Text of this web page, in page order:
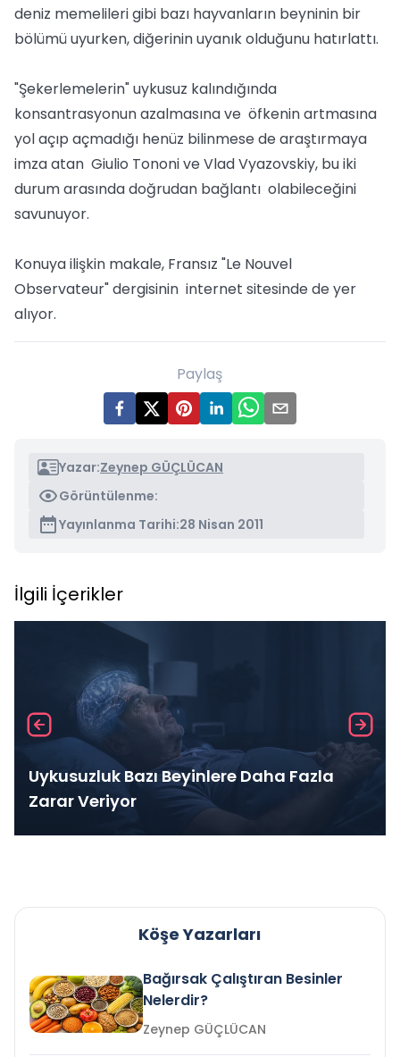
deniz memelileri gibi bazı hayvanların beyninin bir
bölümü uyurken, diğerinin uyanık olduğunu hatırlattı.
"Şekerlemelerin" uykusuz kalındığında
konsantrasyonun azalmasına ve öfkenin artmasına
yol açıp açmadığı henüz bilinmese de araştırmaya
imza atan Giulio Tononi ve Vlad Vyazovskiy, bu iki
durum arasında doğrudan bağlantı olabileceğini
savunuyor.
Konuya ilişkin makale, Fransız "Le Nouvel
Observateur" dergisinin internet sitesinde de yer
alıyor.
Paylaş
Yazar:Zeynep GÜÇLÜCAN
Görüntülenme:
Yayınlanma Tarihi:28 Nisan 2011
İlgili İçerikler
Uykusuzluk Bazı Beyinlere Daha Fazla
Zarar Veriyor
Köşe Yazarları
Bağırsak Çalıştıran Besinler
Nelerdir?
Zeynep GÜÇLÜCAN